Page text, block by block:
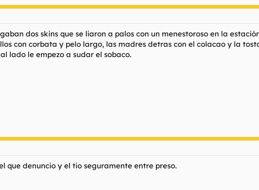
dos skins que se liaron a palos con un menestoroso en la
con corbata y pelo largo, las madres detras con el colacao y la
lado le empezo a sudar el sobaco.
que denuncio y el tio seguramente entre preso.